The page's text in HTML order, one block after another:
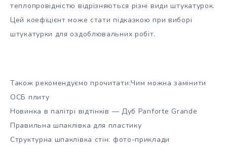
теплопровідністю відрізняються різні види штукатурок.
Цей коефіцієнт може стати підказкою при виборі
штукатурки для оздоблювальних робіт.
Також рекомендуємо прочитати:Чим можна замінити
ОСБ плиту
Новинка в палітрі відтінків — Дуб Panforte Grande
Правильна шпаклівка для пластику
Структурна шпаклівка стін: фото-приклади